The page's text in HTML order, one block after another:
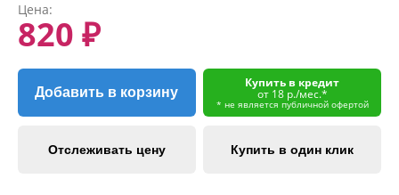
Цена:
820 ₽
Добавить в корзину
Купить в кредит
от 18 р./мес.*
* не является публичной офертой
Отслеживать цену Купить в один клик